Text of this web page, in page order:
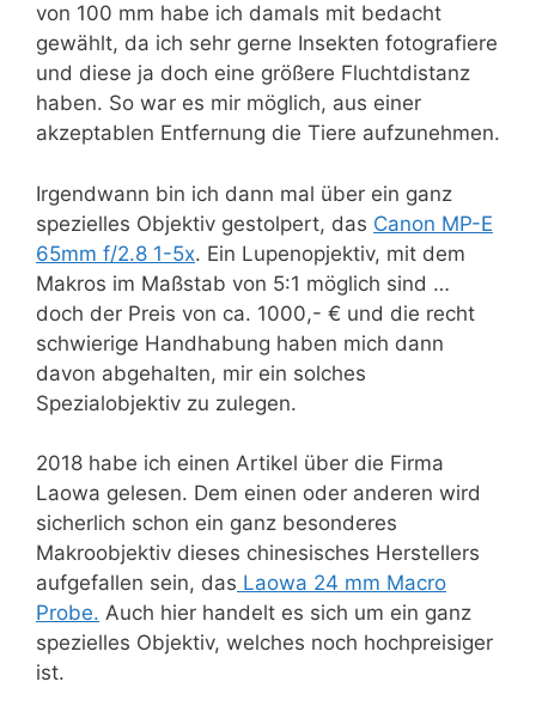
von 100 mm habe ich damals mit bedacht
gewählt, da ich sehr gerne Insekten fotografiere
und diese ja doch eine größere Fluchtdistanz
haben. So war es mir möglich, aus einer
akzeptablen Entfernung die Tiere aufzunehmen.
Irgendwann bin ich dann mal über ein ganz
spezielles Objektiv gestolpert, das Canon MP-E
65mm f/2.8 1-5x. Ein Lupenopjektiv, mit dem
Makros im Maßstab von 5:1 möglich sind …
doch der Preis von ca. 1000,- € und die recht
schwierige Handhabung haben mich dann
davon abgehalten, mir ein solches
Spezialobjektiv zu zulegen.
2018 habe ich einen Artikel über die Firma
Laowa gelesen. Dem einen oder anderen wird
sicherlich schon ein ganz besonderes
Makroobjektiv dieses chinesisches Herstellers
aufgefallen sein, das Laowa 24 mm Macro
Probe. Auch hier handelt es sich um ein ganz
spezielles Objektiv, welches noch hochpreisiger
ist.